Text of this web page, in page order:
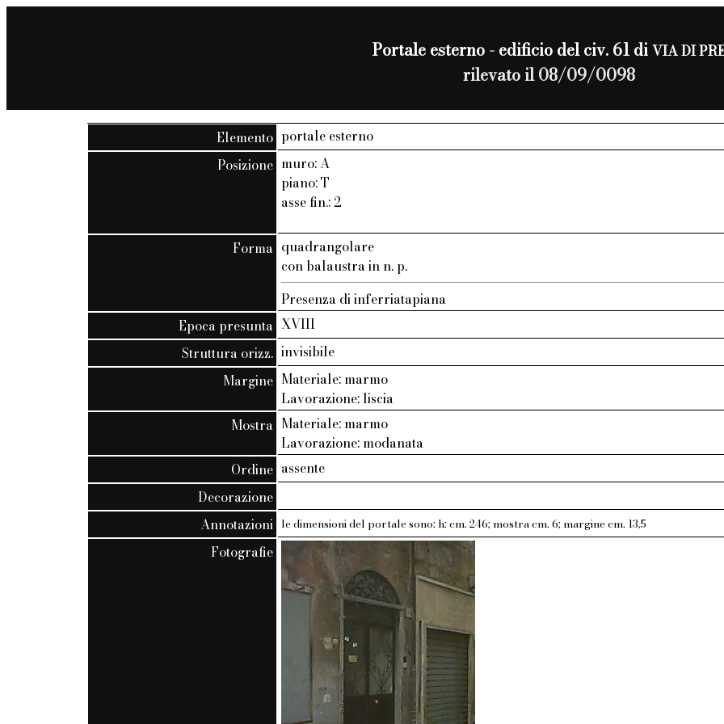
Portale esterno - edificio del civ. 61 diVIA DI
rilevato il 08/09/0098
Elemento portale esterno
Posizione muro: A
piano: T
asse fin.: 2
Forma quadrangolare
con balaustra in n. p.
Presenza di inferriatapiana
Epoca presunta XVIII
Struttura orizz. invisibile
Margine Materiale: marmo
Lavorazione: liscia
Mostra Materiale: marmo
Lavorazione: modanata
Ordine assente
Decorazione
Annotazioni le dimensioni del portale sono: h: cm. 246; mostra cm. 6; margine cm. 13,5
Fotografie